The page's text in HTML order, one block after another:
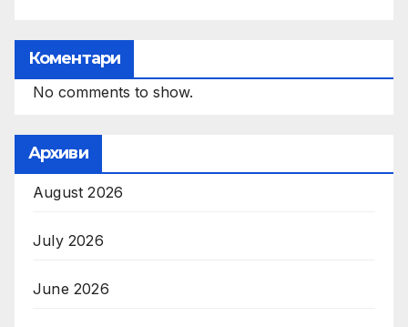
Коментари
No comments to show.
Архиви
August 2026
July 2026
June 2026